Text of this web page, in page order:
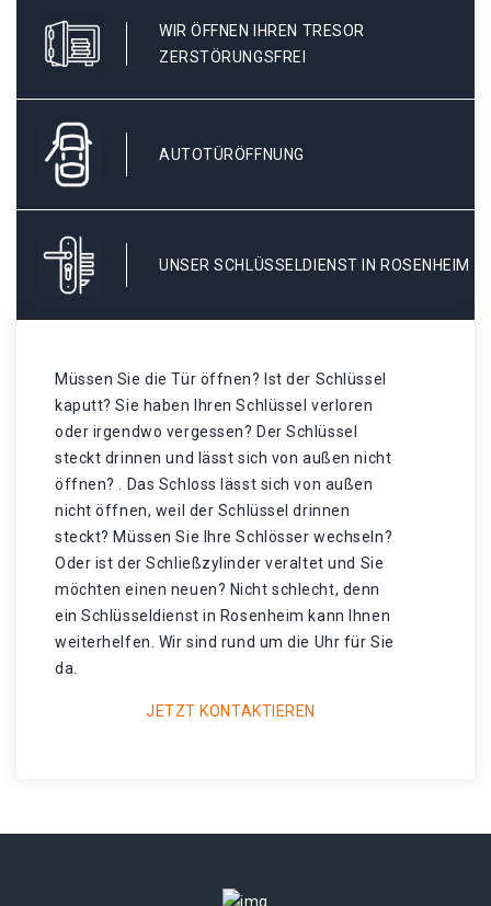
WIR ÖFFNEN IHREN TRESOR
ZERSTÖRUNGSFREI
AUTOTÜRÖFFNUNG
UNSER SCHLÜSSELDIENST IN ROSENHEIM
Müssen Sie die Tür öffnen? Ist der Schlüssel
kaputt? Sie haben Ihren Schlüssel verloren
oder irgendwo vergessen? Der Schlüssel
steckt drinnen und lässt sich von außen nicht
öffnen? . Das Schloss lässt sich von außen
nicht öffnen, weil der Schlüssel drinnen
steckt? Müssen Sie Ihre Schlösser wechseln?
Oder ist der Schließzylinder veraltet und Sie
möchten einen neuen? Nicht schlecht, denn
ein Schlüsseldienst in Rosenheim kann Ihnen
weiterhelfen. Wir sind rund um die Uhr für Sie
da.
JETZT KONTAKTIEREN